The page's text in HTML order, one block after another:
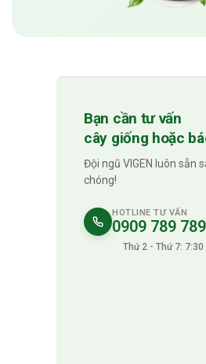
Bạn cần tư vấn
cây giống hoặc
Đội ngũ VIGEN luôn sẵn
chóng!
HOTLINE TƯ VẤN
0909 789 789
Thứ 2 - Thứ 7: 7:30